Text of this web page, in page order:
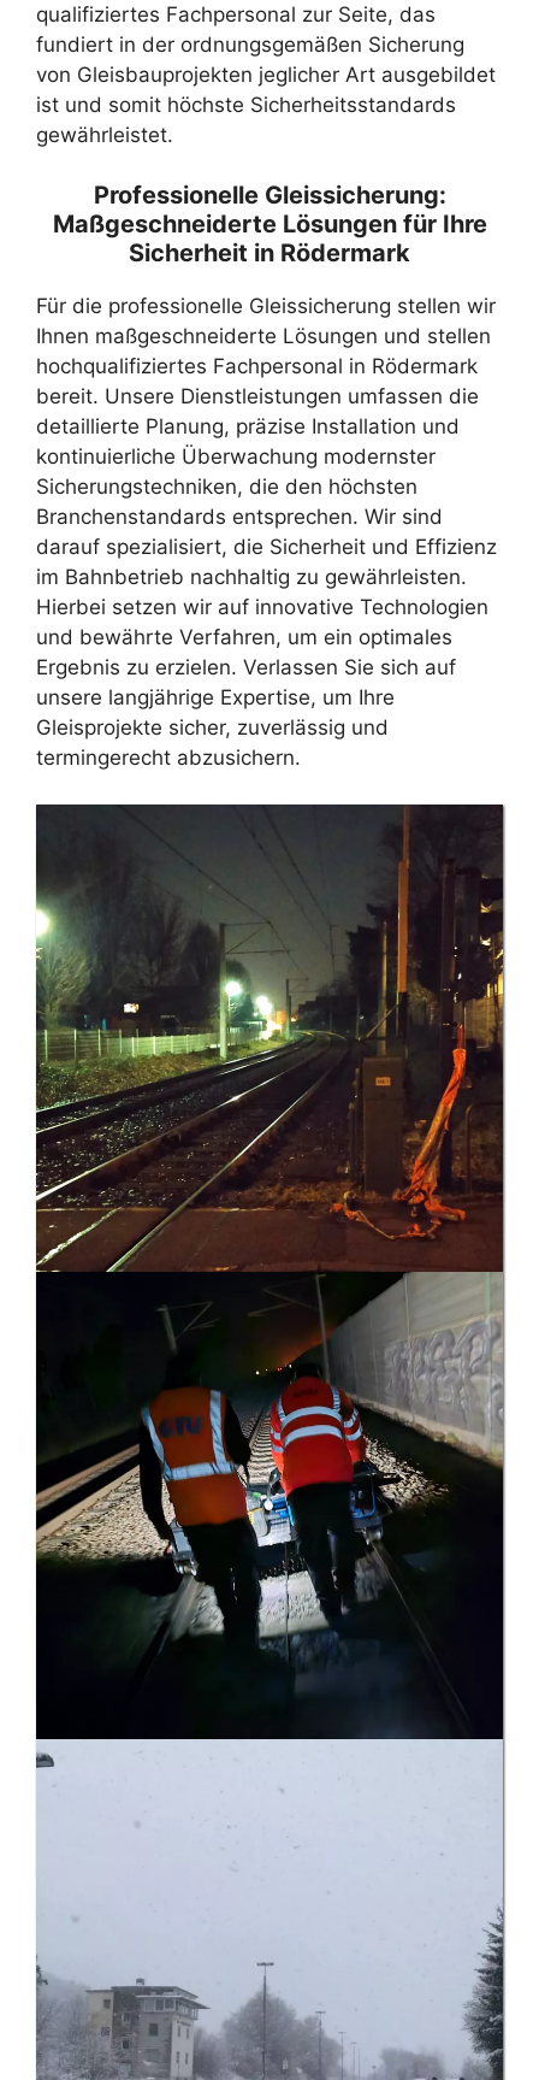
qualifiziertes Fachpersonal zur Seite, das
fundiert in der ordnungsgemäßen Sicherung
von Gleisbauprojekten jeglicher Art ausgebildet
ist und somit höchste Sicherheitsstandards
gewährleistet.
Professionelle Gleissicherung:
Maßgeschneiderte Lösungen für Ihre
Sicherheit in Rödermark
Für die professionelle Gleissicherung stellen wir
Ihnen maßgeschneiderte Lösungen und stellen
hochqualifiziertes Fachpersonal in Rödermark
bereit. Unsere Dienstleistungen umfassen die
detaillierte Planung, präzise Installation und
kontinuierliche Überwachung modernster
Sicherungstechniken, die den höchsten
Branchenstandards entsprechen. Wir sind
darauf spezialisiert, die Sicherheit und Effizienz
im Bahnbetrieb nachhaltig zu gewährleisten.
Hierbei setzen wir auf innovative Technologien
und bewährte Verfahren, um ein optimales
Ergebnis zu erzielen. Verlassen Sie sich auf
unsere langjährige Expertise, um Ihre
Gleisprojekte sicher, zuverlässig und
termingerecht abzusichern.